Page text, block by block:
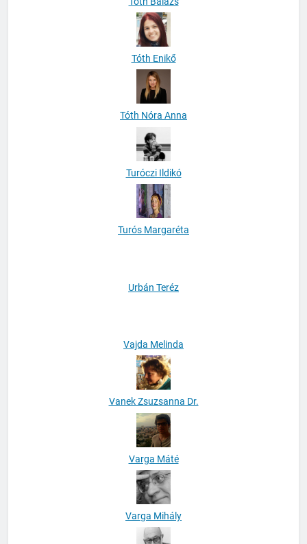
Tóth Enikő
Tóth Nóra Anna
Turóczi Ildikó
Turós Margaréta
Urbán Teréz
Vajda Melinda
Vanek Zsuzsanna Dr.
Varga Máté
Varga Mihály